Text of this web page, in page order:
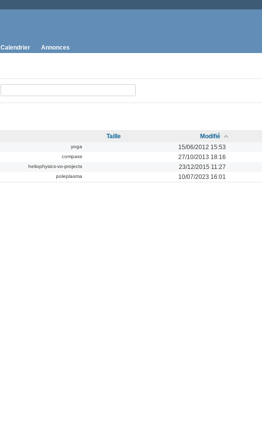
Calendrier Annonces
Taille Modifié
yoga 15/06/2012 15:53
compass 27/10/2013 18:16
heliophysics-vo-projects 23/12/2015 11:27
poleplasma 10/07/2023 16:01